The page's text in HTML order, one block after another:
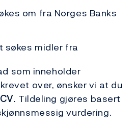
om fra Norges Banks
søkes midler fra
som inneholder
over, ønsker vi at du
. Tildeling gjøres basert
vurdering.